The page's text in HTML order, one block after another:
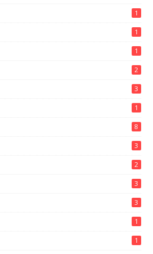
1
1
1
2
3
1
8
3
2
3
3
1
1